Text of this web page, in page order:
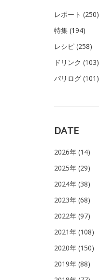
レポート (250)
特集 (194)
レシピ (258)
ドリンク (103)
パリログ (101)
DATE
2026年 (14)
2025年 (29)
2024年 (38)
2023年 (68)
2022年 (97)
2021年 (108)
2020年 (150)
2019年 (88)